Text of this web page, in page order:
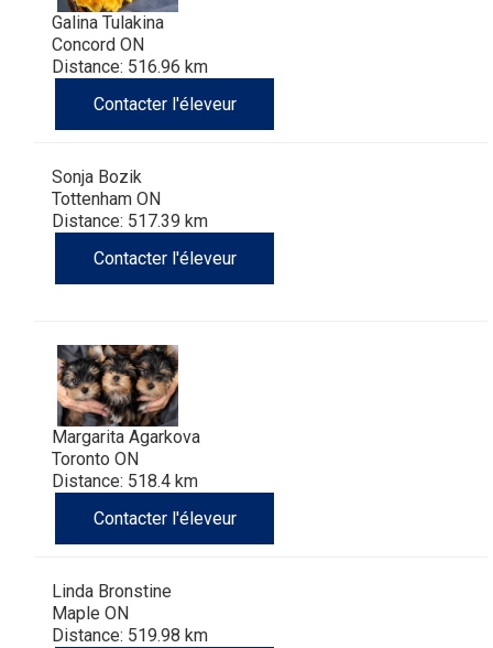
Galina Tulakina
Concord ON
Distance: 516.96 km
Contacter l'éleveur
Sonja Bozik
Tottenham ON
Distance: 517.39 km
Contacter l'éleveur
Margarita Agarkova
Toronto ON
Distance: 518.4 km
Contacter l'éleveur
Linda Bronstine
Maple ON
Distance: 519.98 km